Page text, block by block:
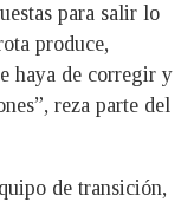
para salir lo
produce,
haya de corregir y
reza parte del
de transición,